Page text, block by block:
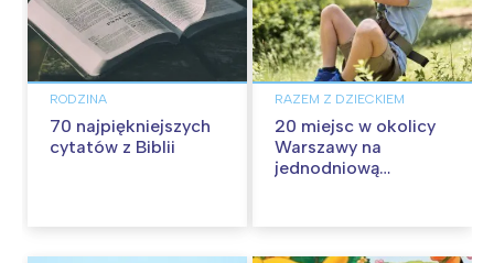
RODZINA
70 najpiękniejszych
cytatów z Biblii
RAZEM Z DZIECKIEM
20 miejsc w okolicy
Warszawy na
jednodniową